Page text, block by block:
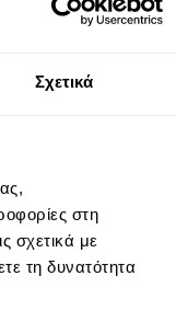
Σχετικά
στη
σχετικά με
τη δυνατότητα